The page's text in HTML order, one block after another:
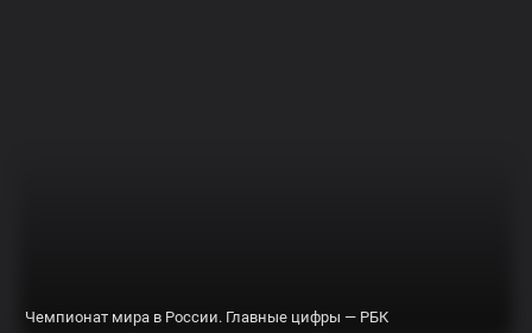
Чемпионат мира в России. Главные цифры — РБК